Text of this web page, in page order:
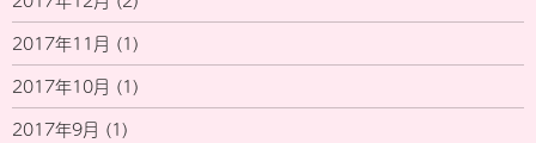
2017年11月 (1)
2017年10月 (1)
2017年9月 (1)